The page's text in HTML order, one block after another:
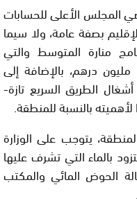
المجلس الأعلى للحسابات
بصفة عامة، ولا سيما
منارة المتوسط والتي
ارتفعت ميزانيتها من 464 إلى 714 مليون درهم، بالإضافة إلى
أشغال الطريق السريع تازة-
بالنسبة للمنطقة.
يتوجب على الوزارة
بالماء التي تشرف عليها
الحوض المائي والمكتب